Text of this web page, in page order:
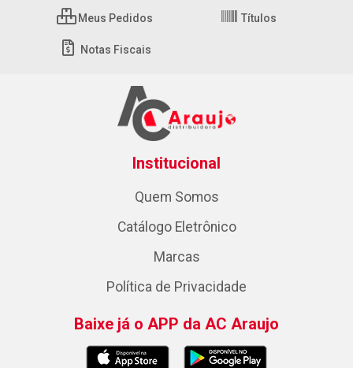
Meus Pedidos Títulos
Notas Fiscais
Institucional
Quem Somos
Catálogo Eletrônico
Marcas
Política de Privacidade
Baixe já o APP da AC Araujo